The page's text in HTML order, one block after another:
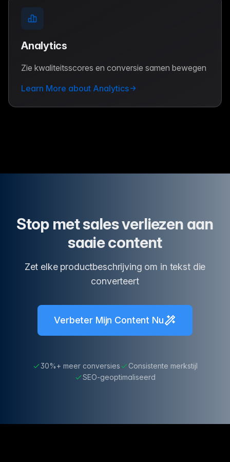
Analytics
Zie kwaliteitsscores en conversie samen bewegen
Learn More about Analytics
Stop met sales verliezen aan
saaie content
Zet elke productbeschrijving om in tekst die
converteert
Verbeter Mijn Content Nu
30%+ meer conversies
Consistente merkstijl
SEO-geoptimaliseerd